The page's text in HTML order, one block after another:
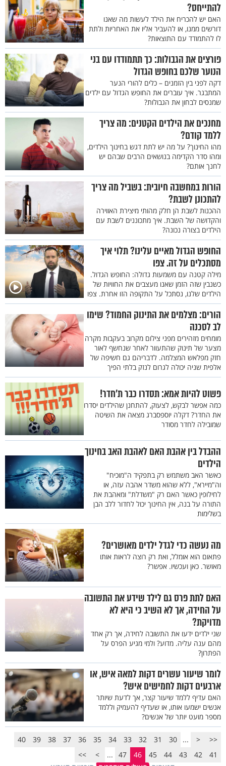
להתייחס?
האם יש להכריח את הילד לעשות מה שאנו
דורשים ממנו, או להעביר אליו את האחריות ולתת
לו להתמודד עם התוצאות?
פורצים את הגבולות: כך תתמודדו עם בני
הנוער שלכם בחופש הגדול
דקה לפני בין הזמנים – כלים להורי הנער
המתבגר. איך עוברים את החופש הגדול עם ילדים
שמנסים לבחון את הגבולות?
מחנכים את הילדים הקטנים: מה צריך
ללמד קודם?
מהו החינוך? על מה יש לתת דגש בחינוך הילדים,
ומהו סדר הקדימה בנושאים הרבים שבהם יש
לחנך אותם?
הורות במחשבה חיובית: בשביל מה צריך
להתכונן לשבת?
ההכנות לשבת הן חלק מהותי מיצירת האווירה
והקדושה של השבת. איך מתכוננים לשבת עם
הילדים בצורה נכונה?
החופש הגדול מאיים עלינו? תלוי איך
מסתכלים על זה. צפו
מילה קטנה עם משמעות גדולה: החופש הגדול.
כשנבין שזה הזמן שאנו מעצבים את החוויות של
הילדים שלנו, נסתכל על התקופה הזו אחרת. צפו
הורים: מצלמים את התינוק החמוד? שימו
לב לסכנה
מומחים מזהירים מפני צילום מקרוב בעקבות מקרה
מצער של תינוק שהתעוור לאחר שנחשף לאור
חזק מפלאש המצלמה. לדבריהם גם חשיפה של
אלפית שניה יכולה לגרום לנזק בלתי הפיך
פשוט להיות אמא: תסדרו כבר ת’חדר!
כמה אפשר לבקש, לצעוק, להתחנן שהילדים יסדרו
את החדר? דקלה יוספסברג מצאה את השיטה
שמובילה לחדר מסודר
ההבדל בין אהבת האם לאהבת האב בחינוך
הילדים
כאשר האב משתמש רק בתפקיד ה"מוכיח"
וה"מיירא", ללא שהוא משדר אהבה עזה, או
לחילופין כאשר האם רק "משדלת" ומאהבת את
התורה על בנה, אין החינוך יכול לחדור ללב הבן
בשלימות
מה נעשה כדי לגדל ילדים מאושרים?
פתאום הוא אומלל, ואת רק רוצה לראות אותו
מאושר. כאן ועכשיו. אפשר?
האם לתת פרס גם לילד שידע את התשובה
על החידה, אך לא השיב כי היא לא
מדויקת?
שני ילדים ידעו את התשובה לחידה, אך רק אחד
מהם ענה עליה. מדוע? ולמי מגיע הפרס על
הפתרון?
לומר שיעור עשרים דקות למאה איש, או
ארבעים דקות לחמישים איש?
האם עדיף ללמד שיעור קצר, אך לדעת שיותר
אנשים ישמעו אותו, או שעדיף להעמיק וללמד
מספר מועט יותר של אנשים?
<<
<
...
30
31
32
33
34
35
36
37
38
39
40
41
42
43
44
45
46
47
...
>
>>